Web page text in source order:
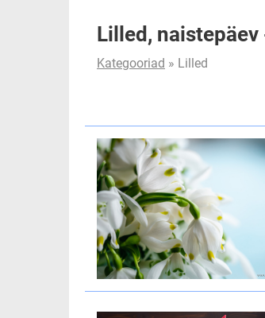
Lilled, naistepäev
Kategooriad » Lilled